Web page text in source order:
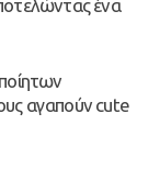
ένα
αγαπούν cute